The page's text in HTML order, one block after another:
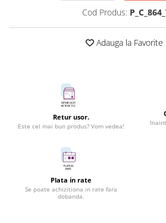
Cod Produs:
Adauga la Favorite
Retur usor.
Este cel mai bun produs? Vom vedea!
Plata in rate
Se poate achizitiona in rate fara
dobanda.